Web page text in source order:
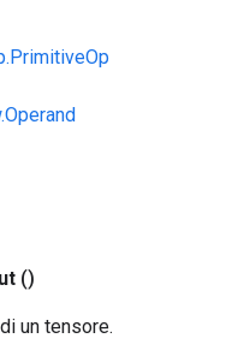
()
un tensore.